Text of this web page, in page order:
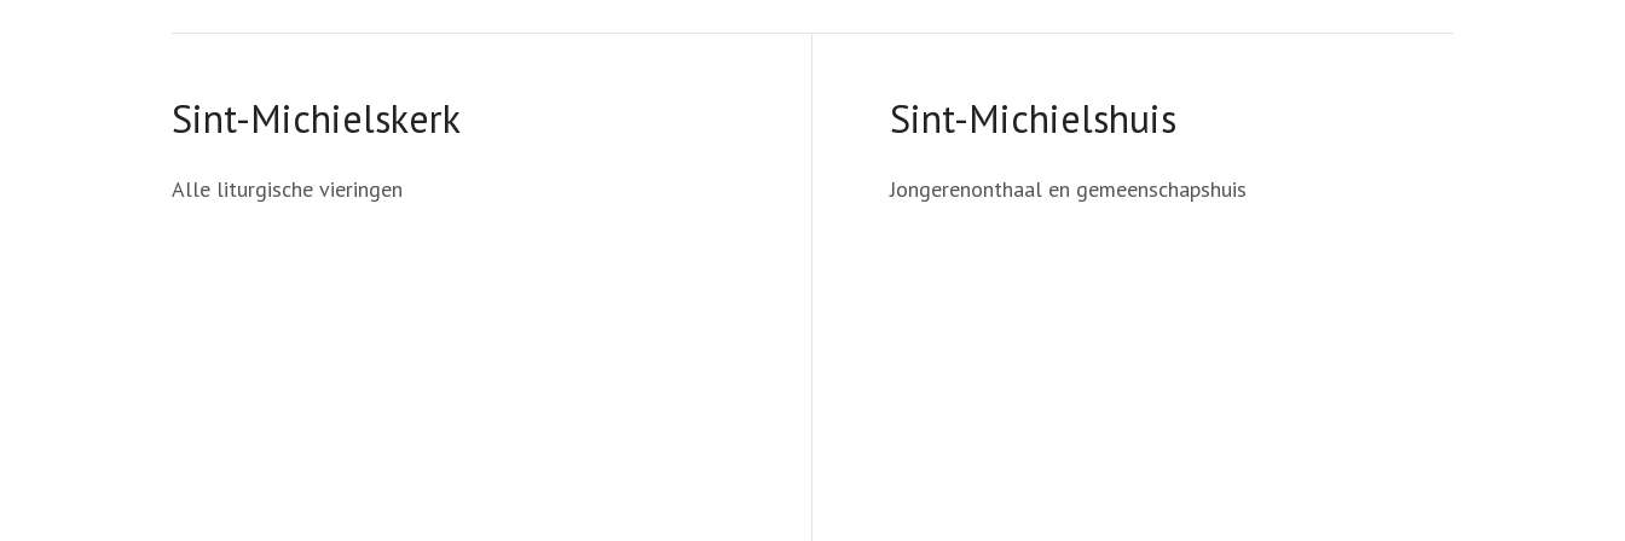
Sint-Michielskerk
Alle liturgische vieringen
Sint-Michielshuis
Jongerenonthaal en gemeenschapshuis